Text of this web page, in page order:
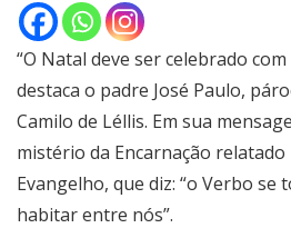
“O Natal deve ser celebrado com
destaca o padre José Paulo,
Camilo de Léllis. Em sua
mistério da Encarnação
Evangelho, que diz: “o Verbo se
habitar entre nós”.